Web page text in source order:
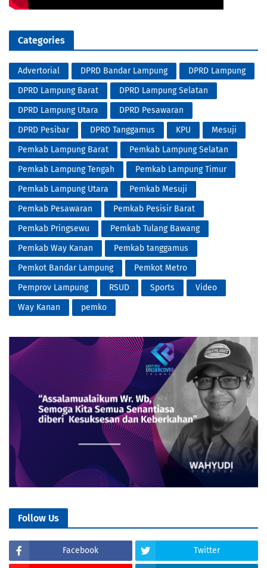
Categories
Advertorial DPRD Bandar Lampung
DPRD Lampung
DPRD Lampung Barat
DPRD Lampung Selatan
DPRD Lampung Utara
DPRD Pesawaran
DPRD Pesibar
DPRD Tanggamus KPU
Mesuji
Pemkab Lampung Barat
Pemkab Lampung Selatan
Pemkab Lampung Tengah
Pemkab Lampung Timur
Pemkab Lampung Utara
Pemkab Mesuji
Pemkab Pesawaran
Pemkab Pesisir Barat
Pemkab Pringsewu
Pemkab Tulang Bawang
Pemkab Way Kanan
Pemkab tanggamus
Pemkot Bandar Lampung
Pemkot Metro
Pemprov Lampung
RSUD Sports
Video
Way Kanan
pemko
Follow Us
Facebook Twitter